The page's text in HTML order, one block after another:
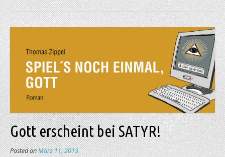
Gott erscheint bei SATYR!
Posted onMärz 11, 2015